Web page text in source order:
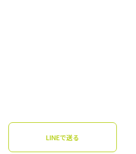
LINEで送る